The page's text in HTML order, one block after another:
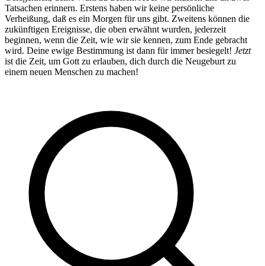
Tatsachen erinnern. Erstens haben wir keine persönliche
Verheißung, daß es ein Morgen für uns gibt. Zweitens können die
zukünftigen Ereignisse, die oben erwähnt wurden, jederzeit
beginnen, wenn die Zeit, wie wir sie kennen, zum Ende gebracht
wird. Deine ewige Bestimmung ist dann für immer besiegelt! Jetzt
ist die Zeit, um Gott zu erlauben, dich durch die Neugeburt zu
einem neuen Menschen zu machen!